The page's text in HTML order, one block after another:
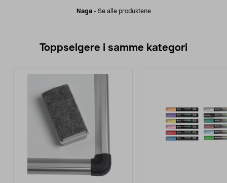
Naga- Se alle produktene
Toppselgere i samme kategori